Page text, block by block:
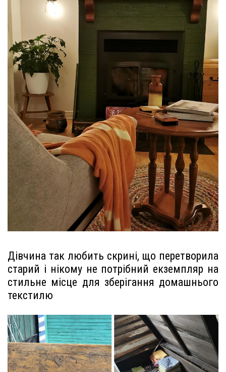
Дівчина так любить скрині, що перетворила
старий і нікому не потрібний екземпляр на
стильне місце для зберігання домашнього
текстилю